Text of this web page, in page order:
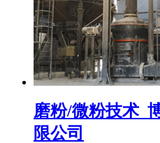
磨粉/微粉技术_
限公司